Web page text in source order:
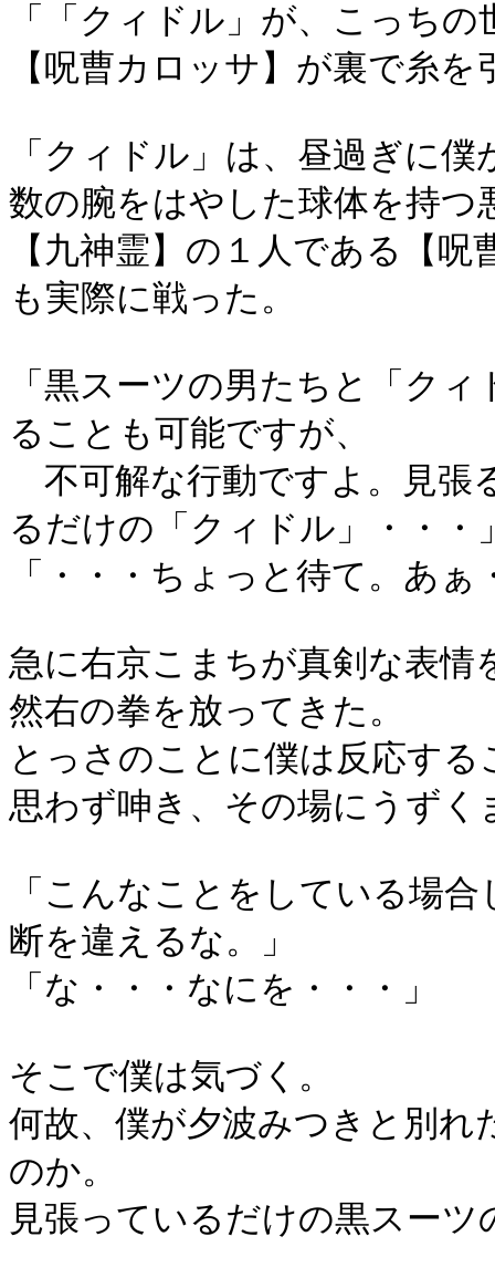
「「クィドル」が、こっち
【呪曹カロッサ】が裏で糸
「クィドル」は、昼過ぎに
数の腕をはやした球体を持つ
【九神霊】の１人である【
も実際に戦った。
「黒スーツの男たちと「ク
ることも可能ですが、
不可解な行動ですよ。見張
るだけの「クィドル」・・・
「・・・ちょっと待て。あ
急に右京こまちが真剣な表情
然右の拳を放ってきた。
とっさのことに僕は反応す
思わず呻き、その場にうずく
「こんなことをしている場
断を違えるな。」
「な・・・なにを・・・」
そこで僕は気づく。
何故、僕が夕波みつきと別れ
のか。
見張っているだけの黒スー